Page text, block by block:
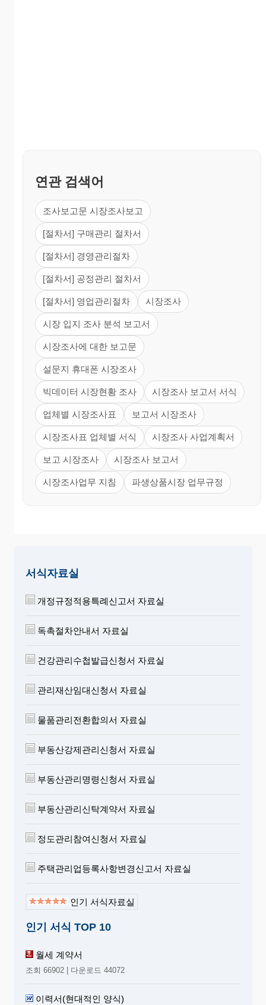
연관 검색어
조사보고문 시장조사보고
[절차서] 구매관리 절차서
[절차서] 경영관리절차
[절차서] 공정관리 절차서
[절차서] 영업관리절차 시장조사
시장 입지 조사 분석 보고서
시장조사에 대한 보고문
설문지 휴대폰 시장조사
빅데이터 시장현황 조사 시장조사 보고서 서식
업체별 시장조사표 보고서 시장조사
시장조사표 업체별 서식 시장조사 사업계획서
보고 시장조사 시장조사 보고서
시장조사업무 지침 파생상품시장 업무규정
서식자료실
개정규정적용특례신고서 자료실
독촉절차안내서 자료실
건강관리수첩발급신청서 자료실
관리재산임대신청서 자료실
물품관리전환합의서 자료실
부동산강제관리신청서 자료실
부동산관리명령신청서 자료실
부동산관리신탁계약서 자료실
정도관리참여신청서 자료실
주택관리업등록사항변경신고서 자료실
인기 서식자료실
인기 서식 TOP 10
월세 계약서
조회 66902 | 다운로드 44072
이력서(현대적인 양식)